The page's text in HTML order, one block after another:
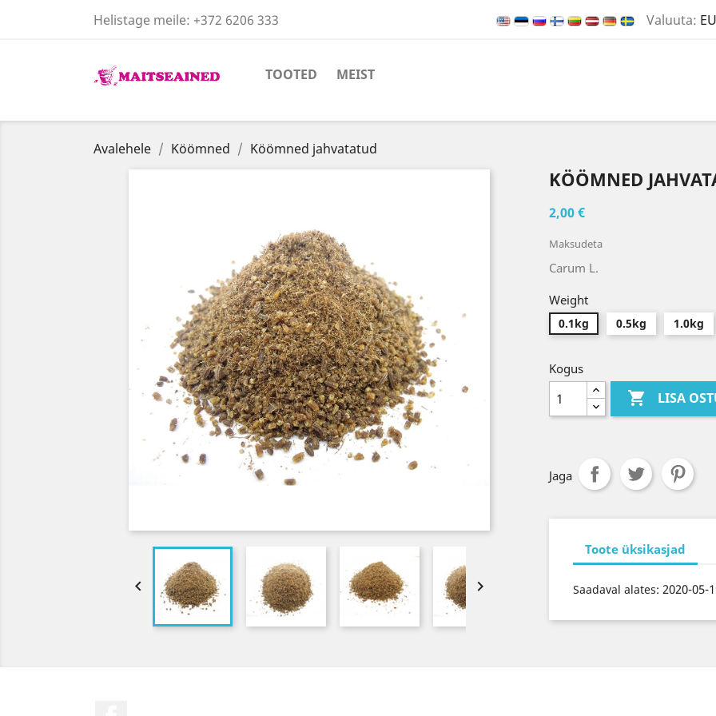
Helistage meile: +372 6206 333 Valuuta:
TOOTED MEIST
Avalehele Köömned Köömned jahvatatud
 
KÖÖMNED
2,00 €
Maksudeta
Carum L.
Weight
0.1kg 0.5kg 1.0kg
Kogus
 LISA
Jaga
Toote üksikasjad
Saadaval alates: 2020-05-